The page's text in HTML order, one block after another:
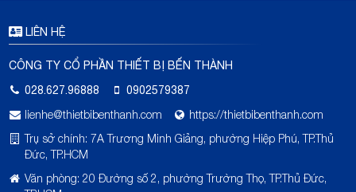
LIÊN HỆ
CÔNG TY CỔ PHẦN THIẾT BỊ BẾN THÀNH
028.627.96888
0902579387
lienhe@thietbibenthanh.com
https://thietbibenthanh.com
Trụ sở chính: 7A Trương Minh Giảng, phường Hiệp Phú, TP.Thủ
Đức, TP.HCM
Văn phòng: 20 Đường số 2, phường Trường Thọ, TP.Thủ Đức,